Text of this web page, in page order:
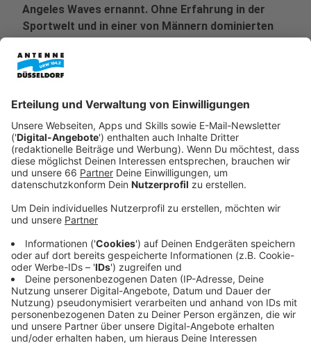
Angeles Waves ernannt. Ohne Erfahrung in der
Sportwelt und in einer von Männern dominierten
Vorstand als auch vor Medien und Spielern
beweisen.
Veröffentlicht:Freitag, 28.03.2025 20:15
Isla, die mit Intelligenz, Charme und unkonventionellen
Methoden arbeitet, steht vor der Herausforderung,
das Franchise wieder auf Erfolgskurs zu bringen und
ihre Rolle als Führungspersönlichkeit zu festigen.
Unterstützt wird sie dabei von ihrer alten College-
Freundin und Stabschefin Ali Lee (Brenda Song), die